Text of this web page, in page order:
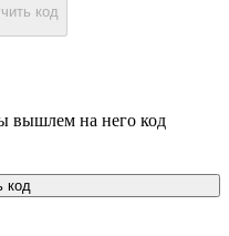
код
вышлем на него код
код